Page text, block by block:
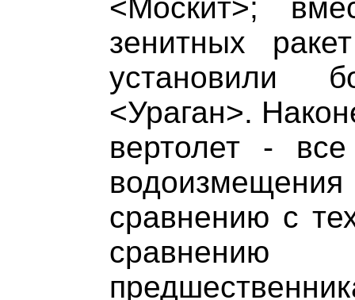
<Москит>;
зенитных
установили
<Ураган>.
вертолет -
сравнению с